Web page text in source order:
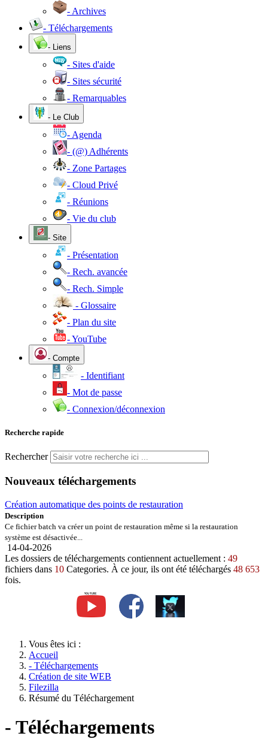
- Archives
- Téléchargements
- Liens
- Sites d'aide
- Sites sécurité
- Remarquables
- Le Club
- Agenda
- (@) Adhérents
- Zone Partages
- Cloud Privé
- Réunions
- Vie du club
- Site
- Présentation
- Rech. avancée
- Rech. Simple
- Glossaire
- Plan du site
- YouTube
- Compte
- Identifiant
- Mot de passe
- Connexion/déconnexion
Recherche rapide
Rechercher
Nouveaux téléchargements
Création automatique des points de restauration
Description
Ce fichier batch va créer un point de restauration même si la restauration
système est désactivée...
14-04-2026
Les dossiers de téléchargements contiennent actuellement : 49
fichiers dans 10 Categories. À ce jour, ils ont été téléchargés 48 653
fois.
Vous êtes ici :
Accueil
- Téléchargements
Création de site WEB
Filezilla
Résumé du Téléchargement
- Téléchargements